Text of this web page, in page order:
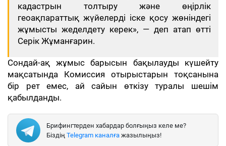
кадастрын толтыру және өңірлік
геоақпараттық жүйелерді іске қосу жөніндегі
жұмысты жеделдету керек», — деп атап өтті
Серік Жұманғарин.
Сондай-ақ жұмыс барысын бақылауды күшейту
мақсатында Комиссия отырыстарын тоқсанына
бір рет емес, ай сайын өткізу туралы шешім
қабылданды.
Брифингтерден хабардар болғыңыз келе ме?
Біздің Telegram каналға жазылыңыз!